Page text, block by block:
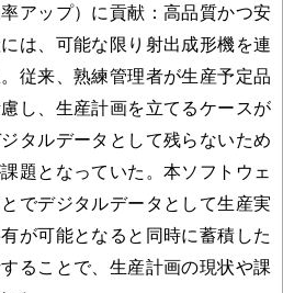
アップ）に貢献：高品質かつ安
は、可能な限り射出成形機を連
従来、熟練管理者が生産予定品
し、生産計画を立てるケースが
タルデータとして残らないため
題となっていた。本ソフトウェ
でデジタルデータとして生産実
が可能となると同時に蓄積した
ることで、生産計画の現状や課